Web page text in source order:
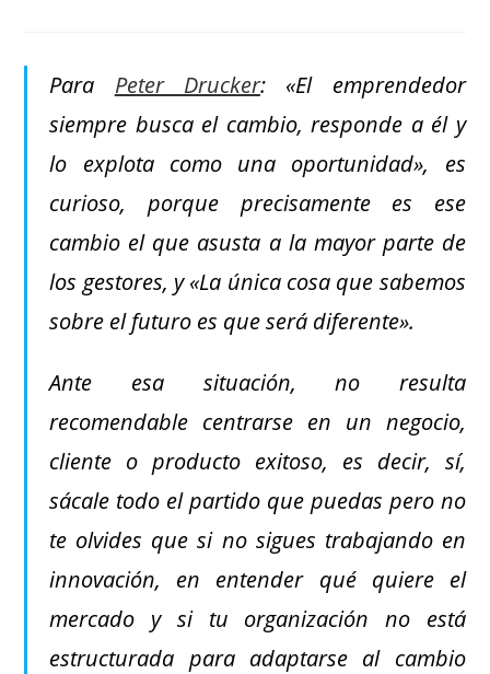
Para Peter Drucker: «El emprendedor
siempre busca el cambio, responde a él y
lo explota como una oportunidad», es
curioso, porque precisamente es ese
cambio el que asusta a la mayor parte de
los gestores, y «La única cosa que sabemos
sobre el futuro es que será diferente».
Ante esa situación, no resulta
recomendable centrarse en un negocio,
cliente o producto exitoso, es decir, sí,
sácale todo el partido que puedas pero no
te olvides que si no sigues trabajando en
innovación, en entender qué quiere el
mercado y si tu organización no está
estructurada para adaptarse al cambio